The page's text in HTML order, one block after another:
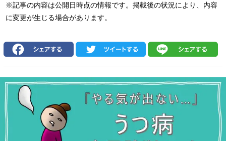
※記事の内容は公開日時点の情報です。掲載後の状況により、内容
に変更が生じる場合があります。